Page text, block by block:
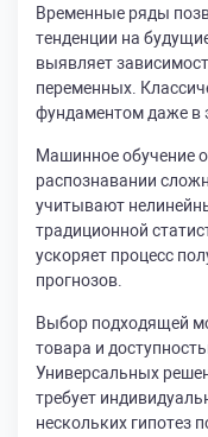
Временные ряды
тенденции на
выявляет
переменных.
фундаментом даже в
Машинное обучение
распознавании
учитывают
традиционной
ускоряет процесс
прогнозов.
Выбор подходящей
товара и
Универсальных
требует
нескольких гипотез